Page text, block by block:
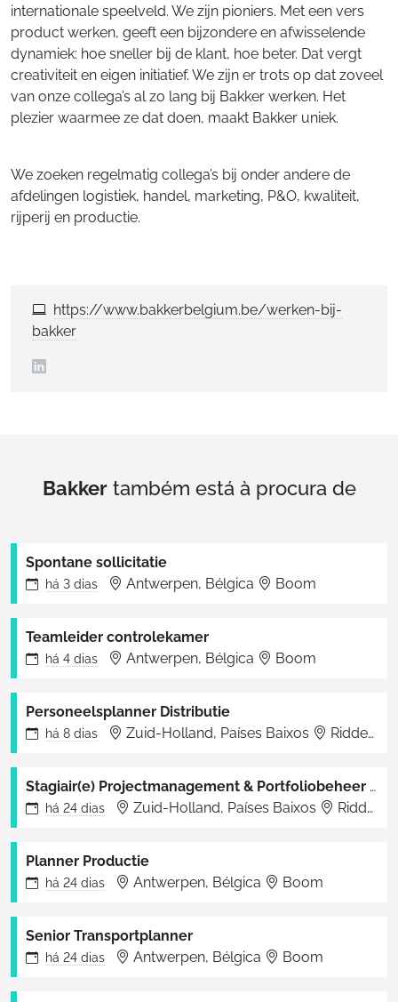
internationale speelveld. We zijn pioniers. Met een vers
product werken, geeft een bijzondere en afwisselende
dynamiek: hoe sneller bij de klant, hoe beter. Dat vergt
creativiteit en eigen initiatief. We zijn er trots op dat zoveel
van onze collega’s al zo lang bij Bakker werken. Het
plezier waarmee ze dat doen, maakt Bakker uniek.
We zoeken regelmatig collega’s bij onder andere de
afdelingen logistiek, handel, marketing, P&O, kwaliteit,
rijperij en productie.
https://www.bakkerbelgium.be/werken-bij-
bakker
Bakkertambém está à procura de
Spontane sollicitatie
há 3 dias Antwerpen, Bélgica Boom
Teamleider controlekamer
há 4 dias Antwerpen, Bélgica Boom
Personeelsplanner Distributie
há 8 dias Zuid-Holland, Países Baixos Ridderkerk
Stagiair(e) Projectmanagement & Portfoliobeheer (Verspakketten & Artwork)
há 24 dias Zuid-Holland, Países Baixos Ridderkerk
Planner Productie
há 24 dias Antwerpen, Bélgica Boom
Senior Transportplanner
há 24 dias Antwerpen, Bélgica Boom